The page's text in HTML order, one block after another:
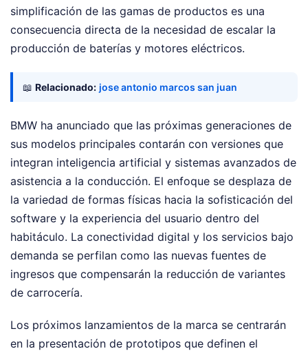
simplificación de las gamas de productos es una
consecuencia directa de la necesidad de escalar la
producción de baterías y motores eléctricos.
📖 Relacionado: jose antonio marcos san juan
BMW ha anunciado que las próximas generaciones de
sus modelos principales contarán con versiones que
integran inteligencia artificial y sistemas avanzados de
asistencia a la conducción. El enfoque se desplaza de
la variedad de formas físicas hacia la sofisticación del
software y la experiencia del usuario dentro del
habitáculo. La conectividad digital y los servicios bajo
demanda se perfilan como las nuevas fuentes de
ingresos que compensarán la reducción de variantes
de carrocería.
Los próximos lanzamientos de la marca se centrarán
en la presentación de prototipos que definen el